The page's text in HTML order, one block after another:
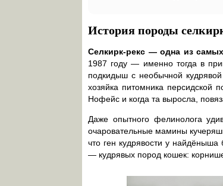
История породы
Селкирк-рекс — одна из
1987 году — именно тогда в
подкидыш с необычной
хозяйка питомника
Нофейс и когда та выросла,
Даже опытного фелинолога
очаровательные мамины
что ген кудрявости у
— кудрявых пород кошек: